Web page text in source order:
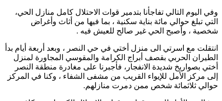
وفي اليوم التالي تفاجأنا بتدمير قوات الاحتلال كامل منازل الحي،
التي تبلغ حوالي مائة بناية سكنية ، بما فيها من أثاث وأغراض
شخصية ، وأصبح الحي غير صالح للعيش فيه .
انتقلت مع اسرتي الى منزل أختي في حي النصر ، وبعد أربعة أيام بدأ
الطيران الحربي بقصف أبراج الكرامة والمقوسي المجاورة لمنزل
أختي بصواريخ شديدة الانفجار، فأجبرنا على مغادرة منطقة النصر
إلى مركز الأمل للإيواء القريب من مشفى الشفاء ، وكنا في المركز
حوالي ثلاثمائة شخص ممن دمرت منازلهم.